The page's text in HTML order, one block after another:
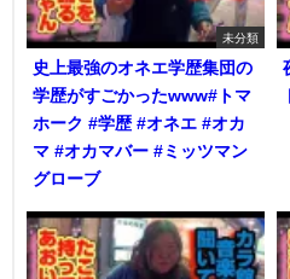
未分類
史上最強のオネエ学歴集団の
学歴がすごかったwww#トマ
ホーク #学歴 #オネエ #オカ
マ #オカマバー #ミッツマン
グローブ